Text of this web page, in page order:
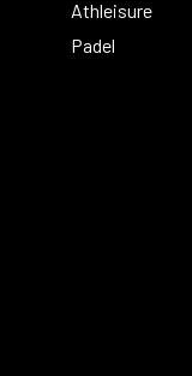
Athleisure
Padel